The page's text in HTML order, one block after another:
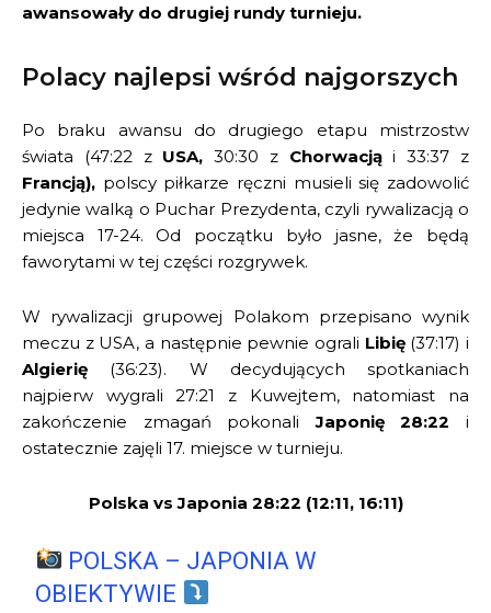
awansowały do drugiej rundy turnieju.
Polacy najlepsi wśród najgorszych
Po braku awansu do drugiego etapu mistrzostw
świata (47:22 z USA, 30:30 z Chorwacjąi 33:37 z
Francją), polscy piłkarze ręczni musieli się zadowolić
jedynie walką o Puchar Prezydenta, czyli rywalizacją o
miejsca 17-24. Od początku było jasne, że będą
faworytami w tej części rozgrywek.
W rywalizacji grupowej Polakom przepisano wynik
meczu z USA, a następnie pewnie ograli Libię(37:17) i
Algierię (36:23). W decydujących spotkaniach
najpierw wygrali 27:21 z Kuwejtem, natomiast na
zakończenie zmagań pokonali Japonię 28:22 i
ostatecznie zajęli 17. miejsce w turnieju.
Polska vs Japonia 28:22 (12:11, 16:11)
POLSKA – JAPONIA W
OBIEKTYWIE